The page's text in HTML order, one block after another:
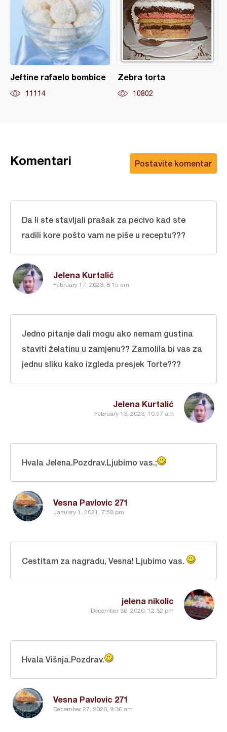
Jeftine rafaelo bombice
11114
Zebra torta
10802
Postavite komentar
Komentari
Jelena Kurtalić
February 17, 2023, 8:15 am
Da li ste stavljali prašak za pecivo kad ste
radili kore pošto vam ne piše u receptu???
Jelena Kurtalić
February 13, 2023, 10:57 am
Jedno pitanje dali mogu ako nemam gustina
staviti želatinu u zamjenu?? Zamolila bi vas za
jednu sliku kako izgleda presjek Torte???
Vesna Pavlovic 271
January 1, 2021, 7:58 pm
Hvala Jelena.Pozdrav.Ljubimo vas.;
jelena nikolic
December 30, 2020, 12:32 pm
Cestitam za nagradu, Vesna! Ljubimo vas.
Vesna Pavlovic 271
December 27, 2020, 9:36 am
Hvala Višnja.Pozdrav.